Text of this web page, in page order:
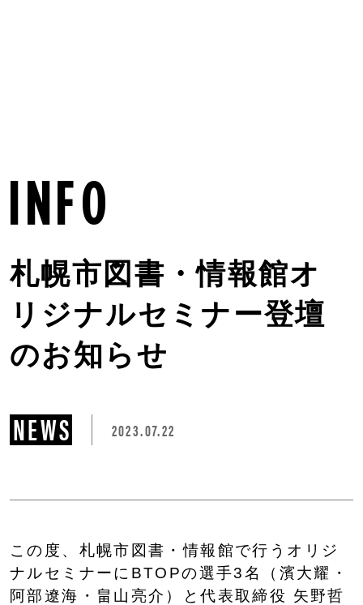
info
札幌市図書・情報館オ
リジナルセミナー登壇
のお知らせ
NEWS 2023.07.22
この度、札幌市図書・情報館で行うオリジ
ナルセミナーにBTOPの選手3名（濱大耀・
阿部遼海・畠山亮介）と代表取締役 矢野哲